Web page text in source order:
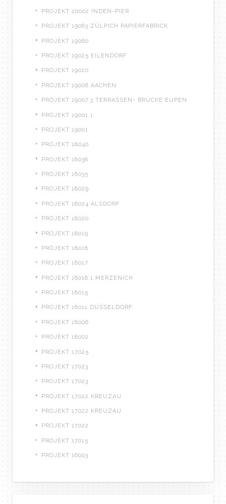
PROJEKT 20002 INDEN-PIER
PROJEKT 19063 ZÜLPICH PAPIERFABRICK
PROJEKT 19060
PROJEKT 19025 EILENDORF
PROJEKT 19020
PROJEKT 19008 AACHEN
PROJEKT 19007.3 TERRASSEN- BRÜCKE EUPEN
PROJEKT 19001.1
PROJEKT 19001
PROJEKT 18040
PROJEKT 18038
PROJEKT 18035
PROJEKT 18029
PROJEKT 18024 ALSDORF
PROJEKT 18020
PROJEKT 18019
PROJEKT 18018
PROJEKT 18017
PROJEKT 18016.1 MERZENICH
PROJEKT 18015
PROJEKT 18011 DÜSSELDORF
PROJEKT 18006
PROJEKT 18002
PROJEKT 17025
PROJEKT 17023
PROJEKT 17023
PROJEKT 17022 KREUZAU
PROJEKT 17022 KREUZAU
PROJEKT 17022
PROJEKT 17015
PROJEKT 16003